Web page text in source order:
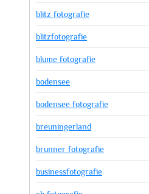
blitz fotografie
blitzfotografie
blume fotografie
bodensee
bodensee fotografie
breuningerland
brunner fotografie
businessfotografie